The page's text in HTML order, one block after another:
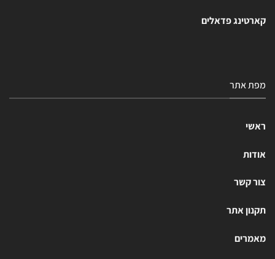
קארטינג פדאלים
מפת אתר
ראשי
אודות
צור קשר
תקנון אתר
מאמרים